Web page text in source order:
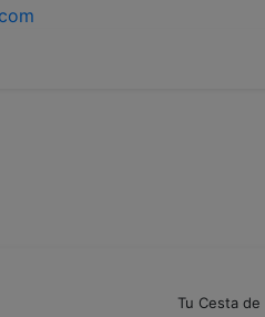
Tu Cesta de